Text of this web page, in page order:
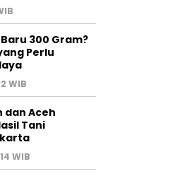
300 Gram?
Perlu
WIB
dan Aceh
Tani
WIB